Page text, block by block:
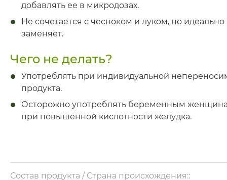
добавлять ее в микродозах.
Не сочетается с чесноком и луком, но идеально
заменяет.
Чего не делать?
Употреблять при индивидуальной
продукта.
Осторожно употреблять беременным
при повышенной кислотности желудка.
Состав продукта / Страна происхождения::